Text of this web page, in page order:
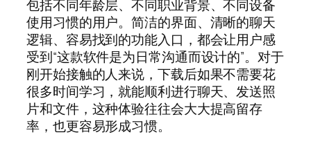
包括不同年龄层、不同职业背景、不同设备
使用习惯的用户。简洁的界面、清晰的聊天
逻辑、容易找到的功能入口，都会让用户感
受到“这款软件是为日常沟通而设计的”。对于
刚开始接触的人来说，下载后如果不需要花
很多时间学习，就能顺利进行聊天、发送照
片和文件，这种体验往往会大大提高留存
率，也更容易形成习惯。